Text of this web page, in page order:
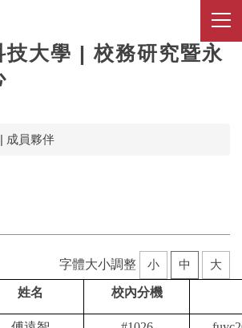
技大學 | 校務研究暨永
成員夥伴
字體大小調整 小 中 大
姓名 校內分機